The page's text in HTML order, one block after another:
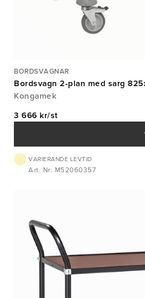
BORDSVAGNAR
Bordsvagn 2-plan med sarg
Kongamek
3 666 kr/st
VARIERANDE LEVTID
Art. Nr: M52060357